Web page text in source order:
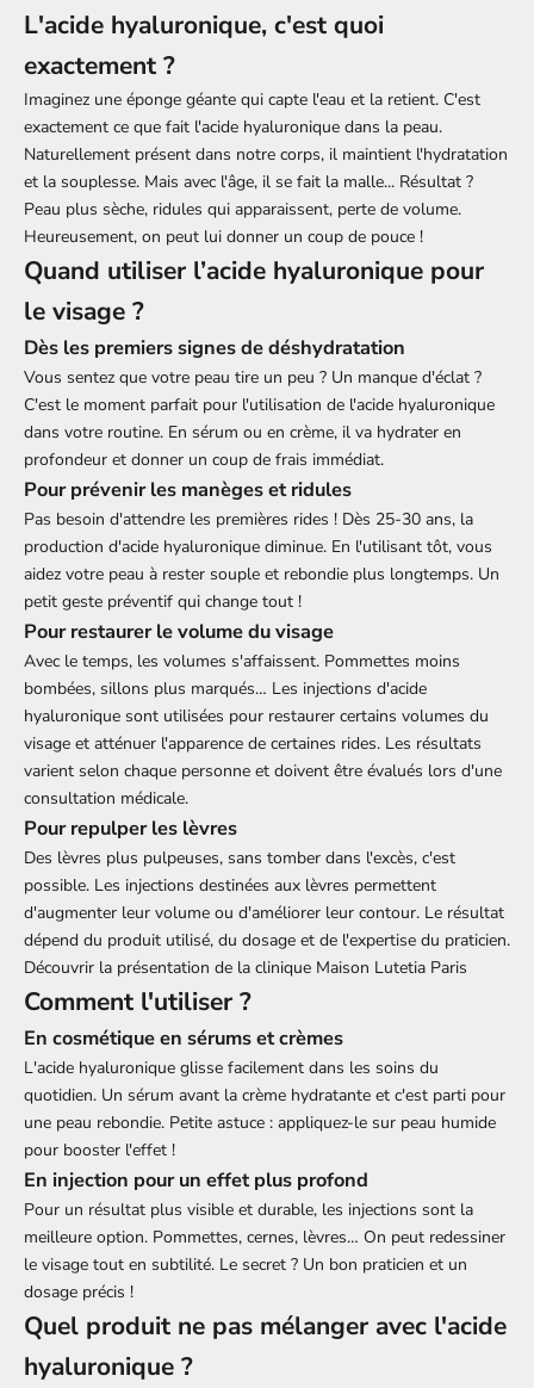
L'acide hyaluronique, c'est quoi
exactement ?
Imaginez une éponge géante qui capte l'eau et la retient. C'est
exactement ce que fait l'acide hyaluronique dans la peau.
Naturellement présent dans notre corps, il maintient l'hydratation
et la souplesse. Mais avec l'âge, il se fait la malle... Résultat ?
Peau plus sèche, ridules qui apparaissent, perte de volume.
Heureusement, on peut lui donner un coup de pouce !
Quand utiliser l’acide hyaluronique pour
le visage ?
Dès les premiers signes de déshydratation
Vous sentez que votre peau tire un peu ? Un manque d'éclat ?
C'est le moment parfait pour l'utilisation de l'acide hyaluronique
dans votre routine. En sérum ou en crème, il va hydrater en
profondeur et donner un coup de frais immédiat.
Pour prévenir les manèges et ridules
Pas besoin d'attendre les premières rides ! Dès 25-30 ans, la
production d'acide hyaluronique diminue. En l'utilisant tôt, vous
aidez votre peau à rester souple et rebondie plus longtemps. Un
petit geste préventif qui change tout !
Pour restaurer le volume du visage
Avec le temps, les volumes s'affaissent. Pommettes moins
bombées, sillons plus marqués… Les injections d'acide
hyaluronique sont utilisées pour restaurer certains volumes du
visage et atténuer l'apparence de certaines rides. Les résultats
varient selon chaque personne et doivent être évalués lors d'une
consultation médicale.
Pour repulper les lèvres
Des lèvres plus pulpeuses, sans tomber dans l'excès, c'est
possible. Les injections destinées aux lèvres permettent
d'augmenter leur volume ou d'améliorer leur contour. Le résultat
dépend du produit utilisé, du dosage et de l'expertise du praticien.
Découvrir la présentation de la clinique Maison Lutetia Paris
Comment l'utiliser ?
En cosmétique en sérums et crèmes
L'acide hyaluronique glisse facilement dans les soins du
quotidien. Un sérum avant la crème hydratante et c'est parti pour
une peau rebondie. Petite astuce : appliquez-le sur peau humide
pour booster l'effet !
En injection pour un effet plus profond
Pour un résultat plus visible et durable, les injections sont la
meilleure option. Pommettes, cernes, lèvres… On peut redessiner
le visage tout en subtilité. Le secret ? Un bon praticien et un
dosage précis !
Quel produit ne pas mélanger avec l'acide
hyaluronique ?